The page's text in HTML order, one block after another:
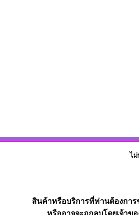
ไ
สินค้าหรือบริการที่ท่านต้องการ
หรืออาจจะถูกลบโดยเจ้าข